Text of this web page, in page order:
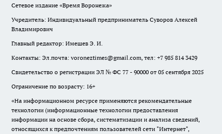
Сетевое издание «Время Воронежа»
Учредитель: Индивидуальный предприниматель Суворов Алексей
Владимирович
Главный редактор: Имешев Э. И.
Контакты: Эл.почта: voroneztimes@gmail.com, тел: +7 985 814 3429
Свидетельство о регистрации ЭЛ № ФС 77 - 90000 от 05 сентября 2025
Ограничение по возрасту: 16+
«На информационном ресурсе применяются рекомендательные
технологии (информационные технологии предоставления
информации на основе сбора, систематизации и анализа сведений,
относящихся к предпочтениям пользователей сети "Интернет",